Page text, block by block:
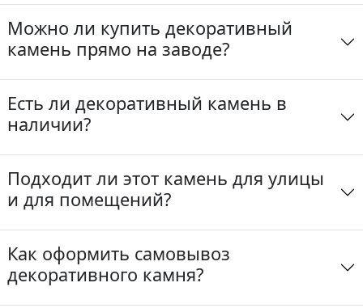
Можно ли купить декоративный
камень прямо на заводе?
Есть ли декоративный камень в
наличии?
Подходит ли этот камень для улицы
и для помещений?
Как оформить самовывоз
декоративного камня?